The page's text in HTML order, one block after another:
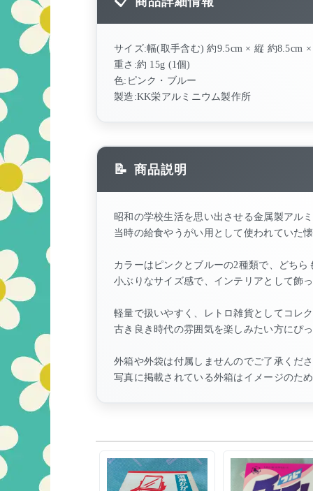
サイズ:幅(取手含む) 約9.5cm × 縦 約8.5cm
重さ:約 15g (1個)
色:ピンク・ブルー
製造:KK栄アルミニウム製作所
商品説明
昭和の学校生活を思い出させる金属製アル
当時の給食やうがい用として使われていた
カラーはピンクとブルーの2種類で、どち
小ぶりなサイズ感で、インテリアとして飾
軽量で扱いやすく、レトロ雑貨としてコレ
古き良き時代の雰囲気を楽しみたい方にぴ
外箱や外袋は付属しませんのでご了承くだ
写真に掲載されている外箱はイメージのた